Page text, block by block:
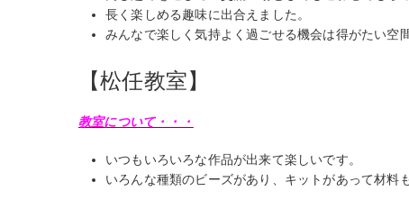
長く楽しめる趣味に出合えました。
みんなで楽しく気持よく過ごせる機会は得がたい空
【松任教室】
教室について・・・
いつもいろいろな作品が出来て楽しいです。
いろんな種類のビーズがあり、キットがあって材料